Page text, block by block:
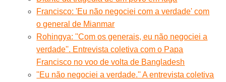
Francisco: 'Eu não negociei com a verdade' com
o general de Mianmar
Rohingya: ''Com os generais, eu não negociei a
verdade''. Entrevista coletiva com o Papa
Francisco no voo de volta de Bangladesh
''Eu não negociei a verdade.'' A entrevista coletiva